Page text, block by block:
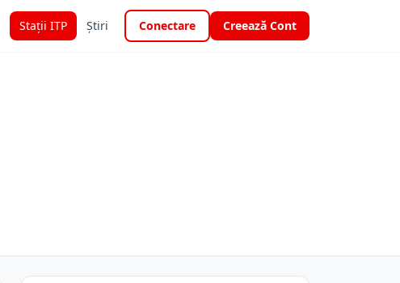
Stații ITP Știri Conectare Creează Cont